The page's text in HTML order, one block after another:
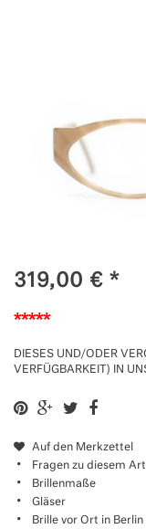
319,00 € *
*****
DIESES UND/ODER
VERFÜGBARKEIT) IN
Auf den Merkzettel
Fragen zu diesem
Brillenmaße
Gläser
Brille vor Ort in